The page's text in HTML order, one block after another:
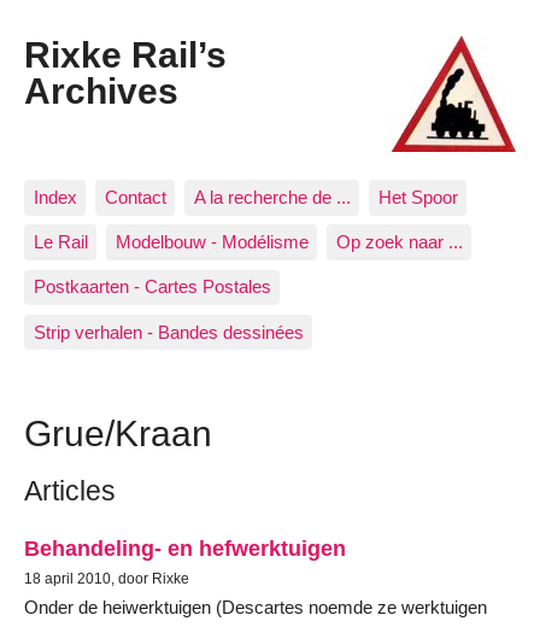
Rixke Rail’s
Archives
Index Contact A la recherche de ... Het Spoor
Le Rail Modelbouw - Modélisme Op zoek naar ...
Postkaarten - Cartes Postales
Strip verhalen - Bandes dessinées
Grue/Kraan
Articles
Behandeling- en hefwerktuigen
18 april 2010, door Rixke
Onder de heiwerktuigen (Descartes noemde ze werktuigen